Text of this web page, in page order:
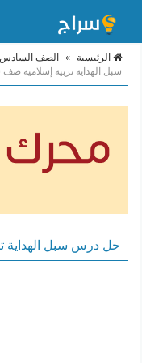
الرئيسية » الصف السادس
سبل الهداية تربية إسلامية
حل درس سبل الهداية